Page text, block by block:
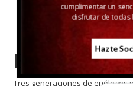
Enólogos
Tres generaciones de enólogos
cumplimentar un
disfrutar de todas
Hazte